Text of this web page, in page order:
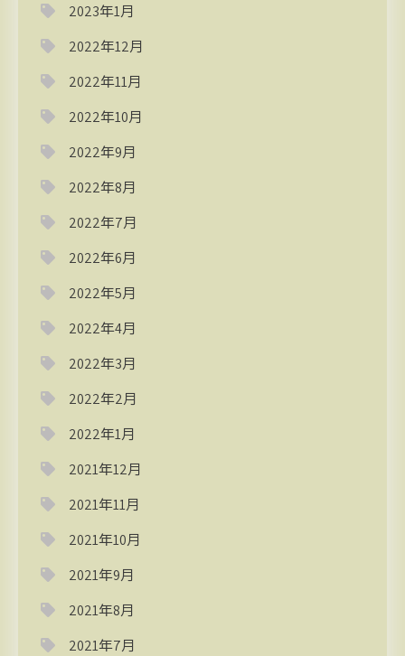
2023年1月
2022年12月
2022年11月
2022年10月
2022年9月
2022年8月
2022年7月
2022年6月
2022年5月
2022年4月
2022年3月
2022年2月
2022年1月
2021年12月
2021年11月
2021年10月
2021年9月
2021年8月
2021年7月